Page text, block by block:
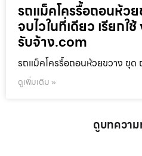
รถแม็คโครรื้อถอนห้ว
จบไวในที่เดียว เรียกใ
รับจ้าง.com
รถแม็คโครรื้อถอนห้วยขวาง ขุด
ดูเพิ่มเติม »
ดูบทควา